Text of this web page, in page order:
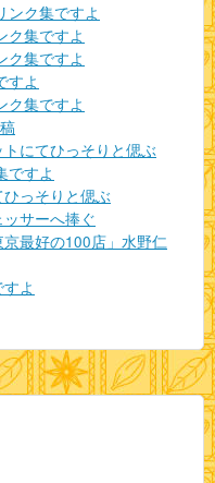
ンク集ですよ
ク集ですよ
ク集ですよ
すよ
ク集ですよ
にてひっそりと偲ぶ
ですよ
っそりと偲ぶ
サーへ捧ぐ
最好の100店」水野仁
よ